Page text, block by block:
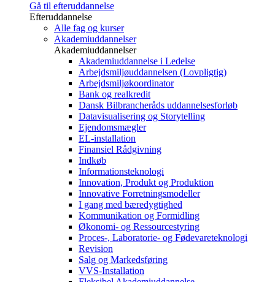
Gå til efteruddannelse
Efteruddannelse
Alle fag og kurser
Akademiuddannelser
Akademiuddannelser
Akademiuddannelse i Ledelse
Arbejdsmiljøuddannelsen (Lovpligtig)
Arbejdsmiljøkoordinator
Bank og realkredit
Dansk Bilbrancheråds uddannelsesforløb
Datavisualisering og Storytelling
Ejendomsmægler
EL-installation
Finansiel Rådgivning
Indkøb
Informationsteknologi
Innovation, Produkt og Produktion
Innovative Forretningsmodeller
I gang med bæredygtighed
Kommunikation og Formidling
Økonomi- og Ressourcestyring
Proces-, Laboratorie- og Fødevareteknologi
Revision
Salg og Markedsføring
VVS-Installation